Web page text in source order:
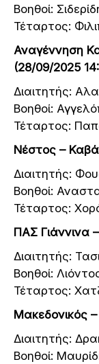
Βοηθοί:
Τέταρτος:
Αναγέννηση
(28/09/2025
Διαιτητής:
Βοηθοί:
Τέταρτος:
Νέστος –
Διαιτητής:
Βοηθοί:
Τέταρτος:
ΠΑΣ Γιάννινα
Διαιτητής:
Βοηθοί:
Τέταρτος:
Μακεδονικός
Διαιτητής:
Βοηθοί: